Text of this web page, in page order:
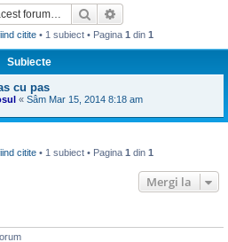
Căutare
citite• 1 subiect • Pagina 1 din 1
Subiecte
cu pas
« Sâm Mar 15, 2014 8:18 am
citite• 1 subiect • Pagina 1 din 1
Mergi la